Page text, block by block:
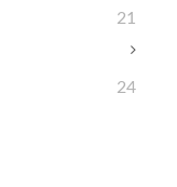
21
24